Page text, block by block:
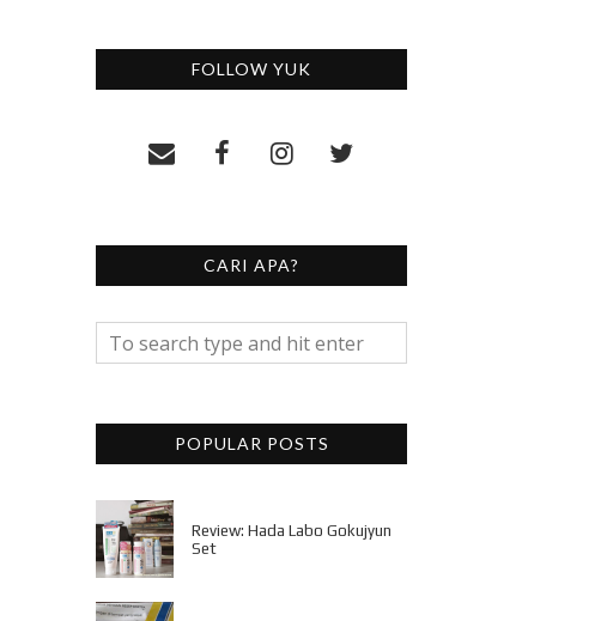
FOLLOW YUK
CARI APA?
POPULAR POSTS
Review: Hada Labo Gokujyun
Set